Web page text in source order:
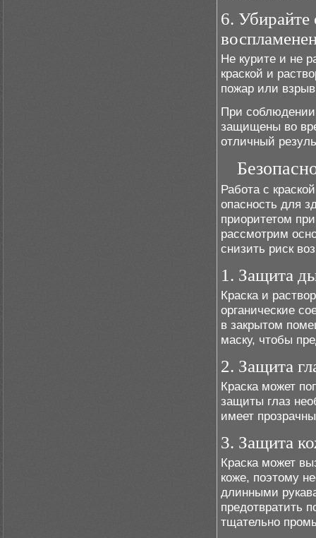
6. Убирайте
Не курите и не
краской и
пожар или
При соблюдении
защищены во
отличный
Работа с
опасность для
приоритетом
рассмотрим
снизить риск
1. Защита
Краска и
органические
в закрытом
маску, чтобы
2. Защита
Краска может
защиты глаз
имеет
3. Защита
Краска может
коже, поэтому
длинными
предотвратить
тщательно